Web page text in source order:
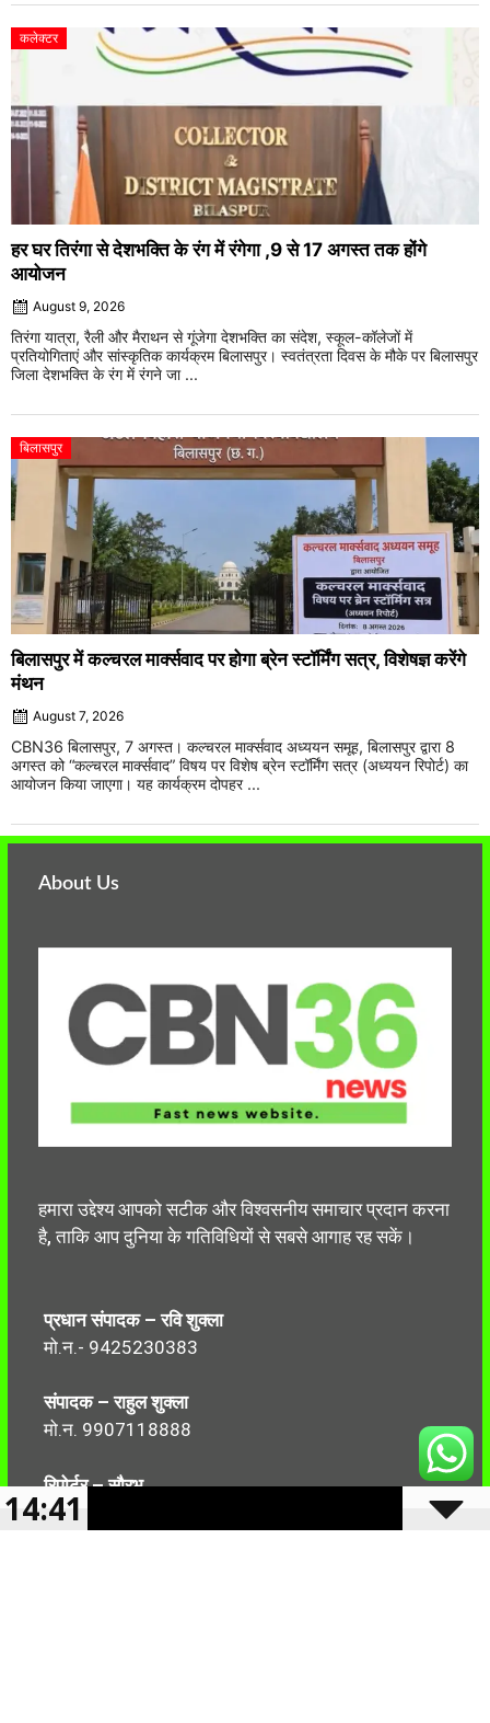
कलेक्टर
हर घर तिरंगा से देशभक्ति के रंग में रंगेगा ,9 से 17 अगस्त तक होंगे
आयोजन
August 9, 2026
तिरंगा यात्रा, रैली और मैराथन से गूंजेगा देशभक्ति का संदेश, स्कूल-कॉलेजों में
प्रतियोगिताएं और सांस्कृतिक कार्यक्रम बिलासपुर। स्वतंत्रता दिवस के मौके पर बिलासपुर
जिला देशभक्ति के रंग में रंगने जा ...
बिलासपुर
बिलासपुर में कल्चरल मार्क्सवाद पर होगा ब्रेन स्टॉर्मिंग सत्र, विशेषज्ञ करेंगे
मंथन
August 7, 2026
CBN36 बिलासपुर, 7 अगस्त। कल्चरल मार्क्सवाद अध्ययन समूह, बिलासपुर द्वारा 8
अगस्त को “कल्चरल मार्क्सवाद” विषय पर विशेष ब्रेन स्टॉर्मिंग सत्र (अध्ययन रिपोर्ट) का
आयोजन किया जाएगा। यह कार्यक्रम दोपहर ...
About Us
हमारा उद्देश्य आपको सटीक और विश्वसनीय समाचार प्रदान करना
है, ताकि आप दुनिया के गतिविधियों से सबसे आगाह रह सकें।
प्रधान संपादक – रवि शुक्ला
मो.न.- 9425230383
संपादक – राहुल शुक्ला
मो.न. 9907118888
रिपोर्टर – सौरभ
मो.न.-7499999906
14:41